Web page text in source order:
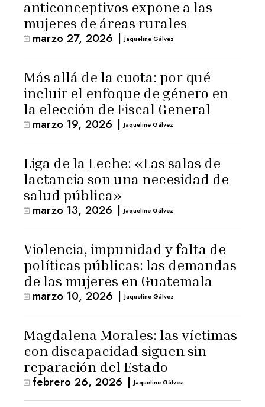
anticonceptivos expone a las
mujeres de áreas rurales
marzo 27, 2026 | Jaqueline Gálvez
Más allá de la cuota: por qué
incluir el enfoque de género en
la elección de Fiscal General
marzo 19, 2026 | Jaqueline Gálvez
Liga de la Leche: «Las salas de
lactancia son una necesidad de
salud pública»
marzo 13, 2026 | Jaqueline Gálvez
Violencia, impunidad y falta de
políticas públicas: las demandas
de las mujeres en Guatemala
marzo 10, 2026 | Jaqueline Gálvez
Magdalena Morales: las víctimas
con discapacidad siguen sin
reparación del Estado
febrero 26, 2026 | Jaqueline Gálvez